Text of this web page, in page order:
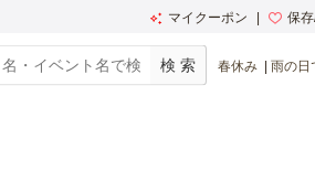
マイクーポン 保
春休み 雨の日